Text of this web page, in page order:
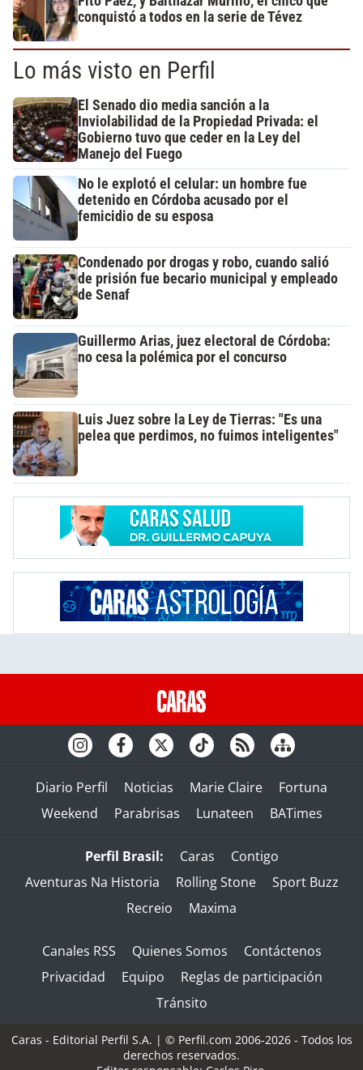
conquistó a todos en la serie de Tévez
Lo más visto en Perfil
El Senado dio media sanción a la
Inviolabilidad de la Propiedad Privada: el
Gobierno tuvo que ceder en la Ley del
Manejo del Fuego
No le explotó el celular: un hombre fue
detenido en Córdoba acusado por el
femicidio de su esposa
Condenado por drogas y robo, cuando salió
de prisión fue becario municipal y empleado
de Senaf
Guillermo Arias, juez electoral de Córdoba:
no cesa la polémica por el concurso
Luis Juez sobre la Ley de Tierras: "Es una
pelea que perdimos, no fuimos inteligentes"
Diario Perfil Noticias Marie Claire
Fortuna
Weekend
Parabrisas Lunateen BATimes
Perfil Brasil: Caras
Contigo
Aventuras Na Historia
Rolling Stone
Sport Buzz
Recreio
Maxima
Canales RSS Quienes Somos
Contáctenos
Privacidad
Equipo
Reglas de participación
Tránsito
Caras - Editorial Perfil S.A. | © Perfil.com 2006-2026 - Todos los
derechos reservados.